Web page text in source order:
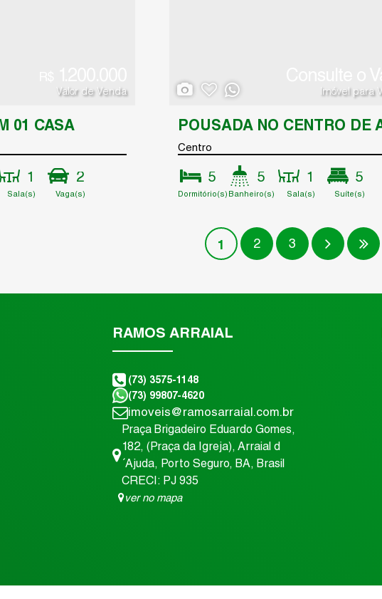
Valor de Venda
01 CASA
1
Sala(s)
2
Vaga(s)
Imóvel para
Centro
5
Dormitório(s)
5
Banheiro(s)
1
Sala(s)
5
Suíte(s)
Total:
437 .50m²
1 2 3
RAMOS ARRAIAL
(73) 3575-1148
(73) 99807-4620
imoveis@ramosarraial.com.br
Praça Brigadeiro Eduardo Gomes,
182, (Praça da Igreja), Arraial d
´Ajuda, Porto Seguro, BA, Brasil
CRECI: PJ 935
ver no mapa